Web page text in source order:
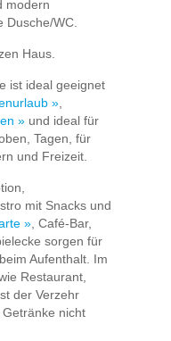
modern
Dusche/WC.
Haus.
ist ideal geeignet
»,
» und ideal für
Tagen, für
und Freizeit.
mit Snacks und
», Café-Bar,
sorgen für
Aufenthalt. Im
Restaurant,
der Verzehr
nicht